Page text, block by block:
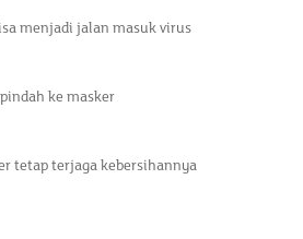
menjadi jalan masuk virus
ke masker
tetap terjaga kebersihannya